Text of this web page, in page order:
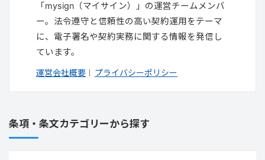
「mysign（マイサイン）」の運営チームメンバ
ー。法令遵守と信頼性の高い契約運用をテーマ
に、電子署名や契約実務に関する情報を発信し
ています。
運営会社概要 プライバシーポリシー
条項・条文カテゴリーから探す